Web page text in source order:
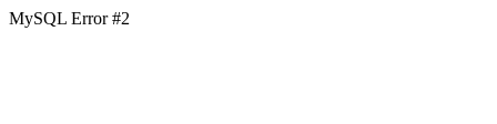
MySQL Error #2